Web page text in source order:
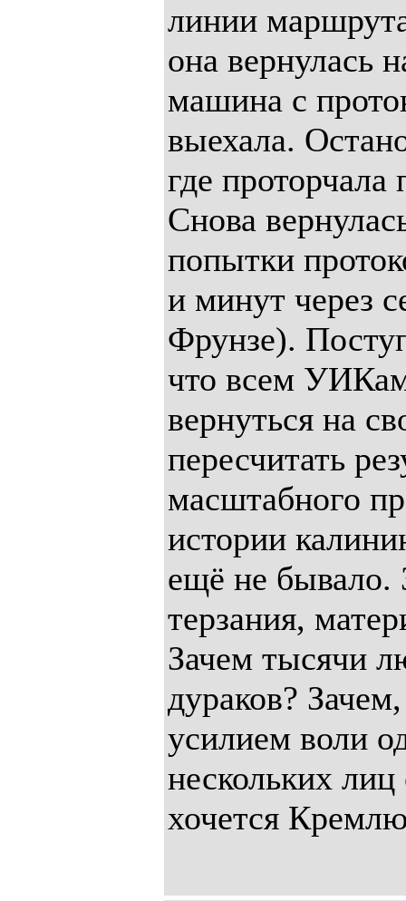
линии
она вернулась
машина с
выехала.
где
Снова
попытки
и минут через
Фрунзе).
что всем
вернуться на
пересчитать
масштабного
истории
ещё не бывало.
терзания,
Зачем тысячи
дураков?
усилием воли
нескольких лиц
хочется